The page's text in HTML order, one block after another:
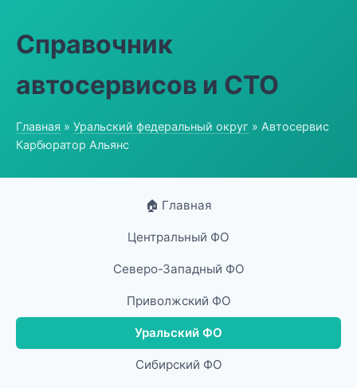
Справочник
автосервисов и СТО
Главная » Уральский федеральный округ » Автосервис
Карбюратор Альянс
🏠 Главная
Центральный ФО
Северо-Западный ФО
Приволжский ФО
Уральский ФО
Сибирский ФО